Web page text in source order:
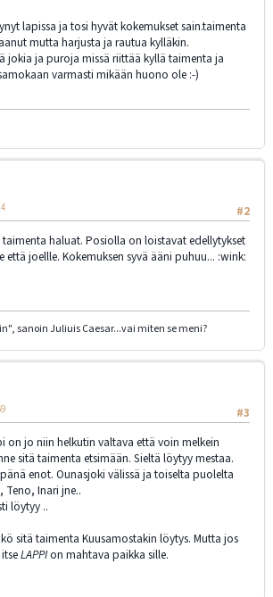
lapissa ja tosi hyvät kokemukset sain.taimenta
mutta harjusta ja rautua kylläkin.
jokia ja puroja missä riittää kyllä taimenta ja
varmasti mikään huono ole :-)
#2
haluat. Posiolla on loistavat edellytykset
että joellle. Kokemuksen syvä ääni puhuu... :wink:
sanoin Juliuis Caesar...vai miten se meni?
#3
on jo niin helkutin valtava että voin melkein
sitä taimenta etsimään. Sieltä löytyy mestaa.
enot. Ounasjoki välissä ja toiselta puolelta
Teno, Inari jne..
löytyy ..
sitä taimenta Kuusamostakin löytys. Mutta jos
LAPPIon mahtava paikka sille.